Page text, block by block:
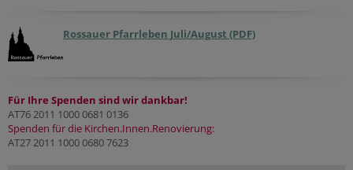
Rossauer Pfarrleben Juli/August (PDF)
Für Ihre Spenden sind wir dankbar!
AT76 2011 1000 0681 0136
Spenden für die Kirchen.Innen.Renovierung:
AT27 2011 1000 0680 7623